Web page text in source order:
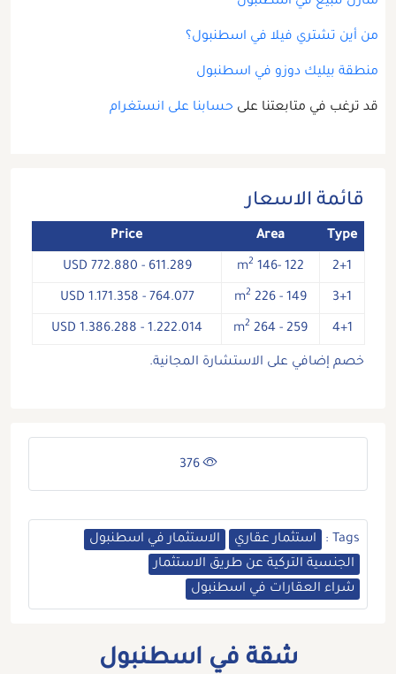
من أين تشتري فيلا في اسطنبول؟
منطقة بيليك دوزو في اسطنبول
قد ترغب في متابعتنا على حسابنا على انستغرام
قائمة الاسعار
Type
Area
Price
2+1
122 -146 m
2
611.289 - 772.880 USD
3+1
149 - 226 m
2
764.077 - 1.171.358 USD
4+1
259 - 264 m
2
1.222.014 - 1.386.288 USD
خصم إضافي على الاستشارة المجانية.
376
Tags : استثمار عقاري
الاستثمار في اسطنبول
الجنسية التركية عن طريق الاستثمار
شراء العقارات في اسطنبول
شقة في اسطنبول